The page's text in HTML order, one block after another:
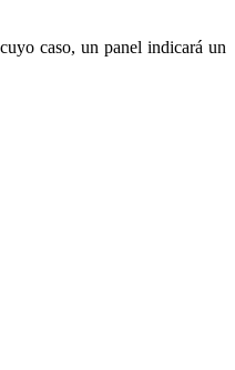
caso, un panel indicará un